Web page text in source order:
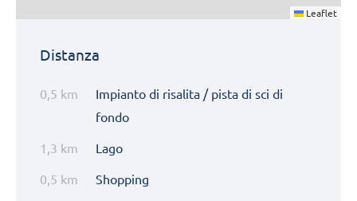
Leaflet
Distanza
Impianto di risalita / pista di sci di
fondo
0,5 km
Lago
1,3 km
Shopping
0,5 km